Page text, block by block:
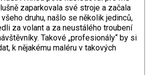
zaparkovala své stroje a začala
druhu, našlo se několik jedinců,
za volant a za neustálého troubení
Takové „profesionály“ by si
k nějakému maléru v takových